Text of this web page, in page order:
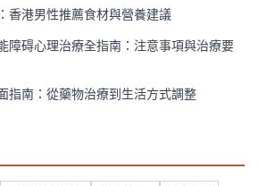
香港男性推薦食材與營養建議
障碍心理治療全指南：注意事項與治療要
指南：從藥物治療到生活方式調整